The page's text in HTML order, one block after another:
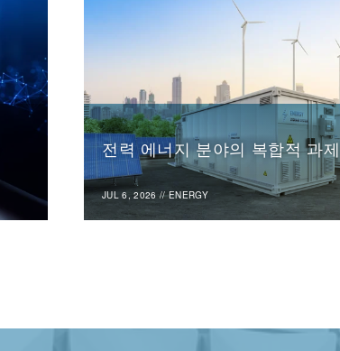
전력 에너지 분야의 복합적 과제
JUL 6, 2026 //ENERGY